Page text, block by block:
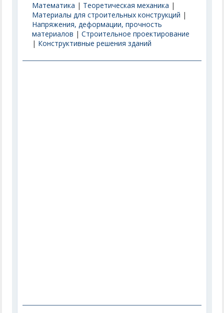
Математика | Теоретическая механика |
Материалы для строительных конструкций |
Напряжения, деформации, прочность
материалов |Строительное проектирование
| Конструктивные решения зданий